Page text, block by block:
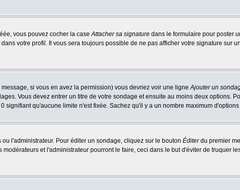
vous pouvez cocher la caseAttacher sa signature dans le formulaire pour poster
votre profil. Il vous sera toujours possible de ne pas afficher votre signature sur
si vous en avez la permission) vous devriez voir une ligneAjouter un
Vous devez entrer un titre de votre sondage et ensuite au moins deux options.
signifiant qu'aucune limite n'est fixée. Sachez qu'il y a un nombre maximum
l'administrateur. Pour éditer un sondage, cliquez sur le bouton Éditerdu premier
et l'administrateur pourront le faire, ceci dans le but d'éviter de truquer